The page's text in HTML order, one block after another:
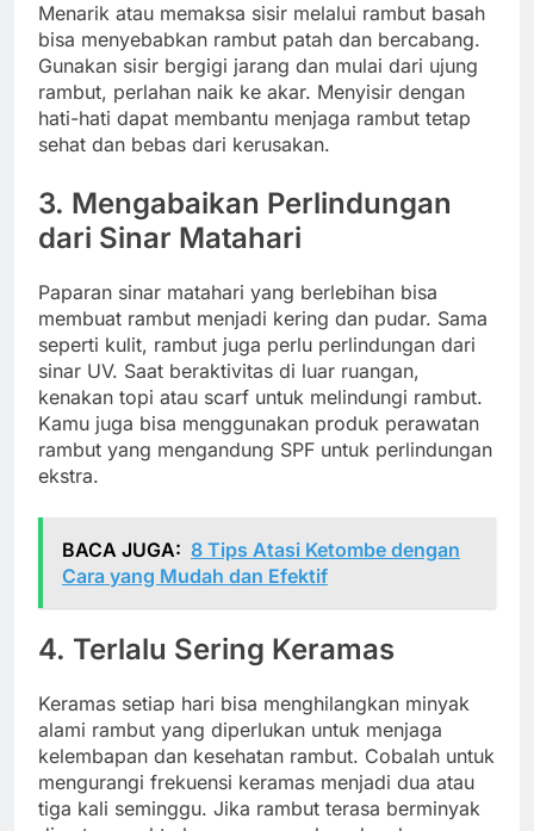
Menarik atau memaksa sisir melalui rambut basah
bisa menyebabkan rambut patah dan bercabang.
Gunakan sisir bergigi jarang dan mulai dari ujung
rambut, perlahan naik ke akar. Menyisir dengan
hati-hati dapat membantu menjaga rambut tetap
sehat dan bebas dari kerusakan.
3. Mengabaikan Perlindungan
dari Sinar Matahari
Paparan sinar matahari yang berlebihan bisa
membuat rambut menjadi kering dan pudar. Sama
seperti kulit, rambut juga perlu perlindungan dari
sinar UV. Saat beraktivitas di luar ruangan,
kenakan topi atau scarf untuk melindungi rambut.
Kamu juga bisa menggunakan produk perawatan
rambut yang mengandung SPF untuk perlindungan
ekstra.
BACA JUGA: 8 Tips Atasi Ketombe dengan
Cara yang Mudah dan Efektif
4. Terlalu Sering Keramas
Keramas setiap hari bisa menghilangkan minyak
alami rambut yang diperlukan untuk menjaga
kelembapan dan kesehatan rambut. Cobalah untuk
mengurangi frekuensi keramas menjadi dua atau
tiga kali seminggu. Jika rambut terasa berminyak